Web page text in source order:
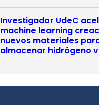
Investigador UdeC
machine learning
nuevos materiales
almacenar hidrógeno